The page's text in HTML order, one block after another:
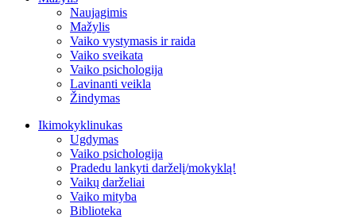
Naujagimis
Mažylis
Vaiko vystymasis ir raida
Vaiko sveikata
Vaiko psichologija
Lavinanti veikla
Žindymas
Ikimokyklinukas
Ugdymas
Vaiko psichologija
Pradedu lankyti darželį/mokyklą!
Vaikų darželiai
Vaiko mityba
Biblioteka